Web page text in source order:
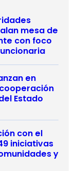
mesa de
con foco
en
Estado
con el
iniciativas
y